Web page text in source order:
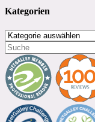
Kategorien
Kategorien